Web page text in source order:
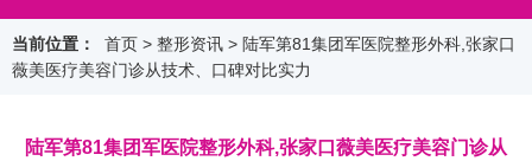
当前位置： 首页 > 整形资讯 > 陆军第81集团军医院整形外科,张家口
薇美医疗美容门诊从技术、口碑对比实力
陆军第81集团军医院整形外科,张家口薇美医疗美容门诊从